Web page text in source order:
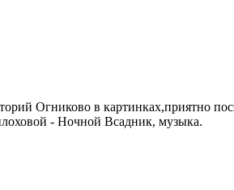
Огниково в картинках,приятно
- Ночной Всадник, музыка.